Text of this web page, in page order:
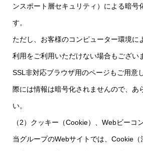
ンスポート層セキュリティ）による暗号
す。
ただし、お客様のコンピューター環境に
利用をご利用いただけない場合もござい
SSL非対応ブラウザ用のページもご用意
際には情報は暗号化されませんので、あ
い。
（2）クッキー（Cookie）、Webビーコ
当グループのWebサイトでは、Cookie